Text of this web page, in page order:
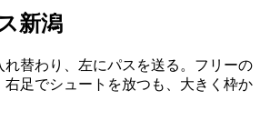
新潟
替わり、左にパスを送る。フリーの
足でシュートを放つも、大きく枠か